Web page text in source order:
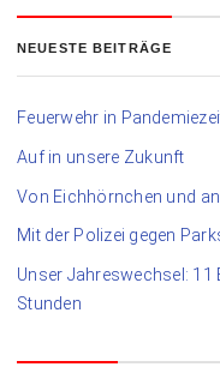
NEUESTE BEITRÄGE
Feuerwehr in
Auf in unsere Zukunft
Von Eichhörnchen und
Mit der Polizei gegen
Unser Jahreswechsel: 11
Stunden